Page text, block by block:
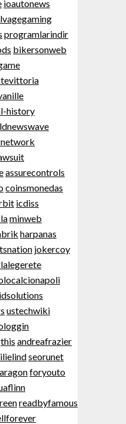
ioautonews
programlarindir
bikersonweb
history
assurecontrols
coinsmonedas
icdiss
minweb
harpanas
jokercoy
ustechwiki
andreafrazier
seorunet
foryouto
readbyfamous